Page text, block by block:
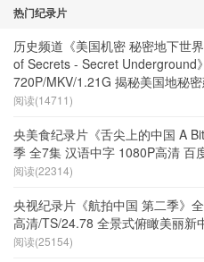
热门纪录片
历史频道《美国机密 秘密地下世
of Secrets - Secret Underground
720P/MKV/1.21G 揭秘美国地秘
阅读(14711)
央美食纪录片《舌尖上的中国 A
季 全7集 汉语中字 1080P高清 百
阅读(22314)
央视纪录片《航拍中国 第二季》
高清/TS/24.78 全景式俯瞰美丽新
阅读(25154)